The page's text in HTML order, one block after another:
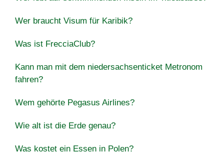
Wer braucht Visum für Karibik?
Was ist FrecciaClub?
Kann man mit dem niedersachsenticket Metronom
fahren?
Wem gehörte Pegasus Airlines?
Wie alt ist die Erde genau?
Was kostet ein Essen in Polen?